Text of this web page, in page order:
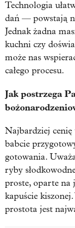
Technologia
dań — powstają
Jednak żadna
kuchni czy
może nas
całego procesu.
Jak postrzega
Najbardziej
babcie
gotowania.
ryby
proste, oparte na
kapuście
prostota jest